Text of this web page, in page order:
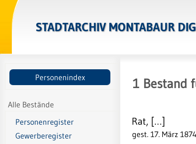
STADTARCHIV MONTABAUR
Personenindex
Alle Bestände
Personenregister
Gewerberegister
1 Bestand
Rat, […]
gest. 17. März 1874